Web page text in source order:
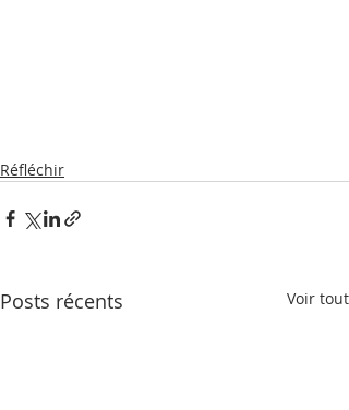
Réfléchir
Posts récents Voir tout